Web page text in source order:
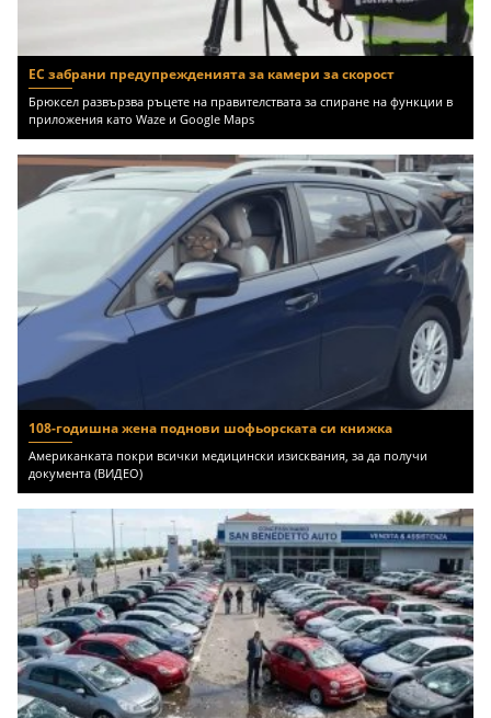
ЕС забрани предупрежденията за камери за скорост
Брюксел развързва ръцете на правителствата за спиране на функции в
приложения като Waze и Google Maps
108-годишна жена поднови шофьорската си книжка
Американката покри всички медицински изисквания, за да получи
документа (ВИДЕО)